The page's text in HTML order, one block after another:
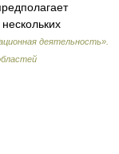
деятельность».